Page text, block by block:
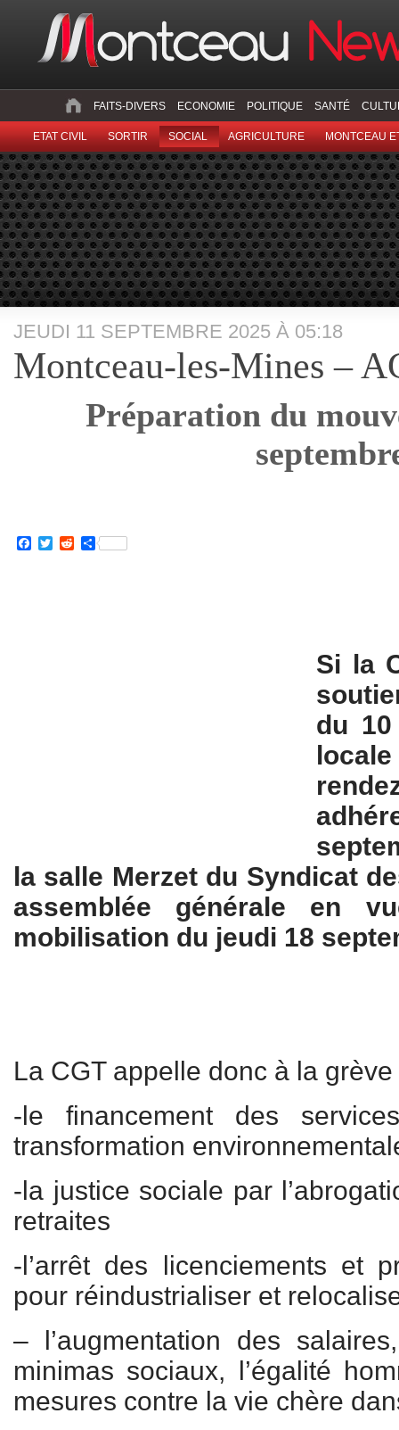
FAITS-DIVERS ECONOMIE POLITIQUE SANTÉ
ETAT CIVIL SORTIR SOCIAL AGRICULTURE MONTCEAU
JEUDI 11 SEPTEMBRE 2025 À 05:18
Montceau-les-Mines –
Préparation du
Facebook
TwitterRedditPartager
Si la
du 10
la salle Merzet du Syndicat
assemblée générale en
mobilisation du jeudi 18
La CGT appelle donc à la
-le financement des
transformation
-la justice sociale par
retraites
-l’arrêt des licenciements et
pour réindustrialiser et
– l’augmentation des
minimas sociaux, l’égalité
mesures contre la vie chère